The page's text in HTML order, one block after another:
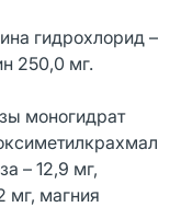
гидрохлорид –
250,0 мг.
моногидрат
– 12,9 мг,
мг, магния